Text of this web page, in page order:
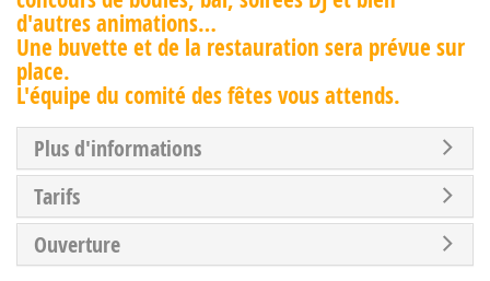
d'autres animations…
Une buvette et de la restauration sera prévue sur
place.
L'équipe du comité des fêtes vous attends.
Plus d'informations
Tarifs
Ouverture